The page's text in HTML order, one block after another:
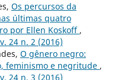
Os percursos da
últimas quatro
por Ellen Koskoff ,
24 n. 2 (2016)
O gênero negro:
feminismo e negritude ,
24 n. 3 (2016)